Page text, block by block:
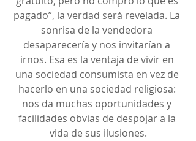
pagado”, la verdad será revelada. La
sonrisa de la vendedora
desaparecería y nos invitarían a
irnos. Esa es la ventaja de vivir en
una sociedad consumista en vez de
hacerlo en una sociedad religiosa:
nos da muchas oportunidades y
facilidades obvias de despojar a la
vida de sus ilusiones.